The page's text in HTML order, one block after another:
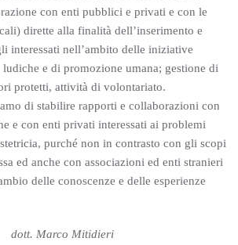
con enti pubblici e privati e con le
dirette alla finalità dell’inserimento e
interessati nell’ambito delle iniziative
e di promozione umana; gestione di
protetti, attività di volontariato.
di stabilire rapporti e collaborazioni con
e con enti privati interessati ai problemi
purché non in contrasto con gli scopi
ed anche con associazioni ed enti stranieri
delle conoscenze e delle esperienze
dott. Marco Mitidieri